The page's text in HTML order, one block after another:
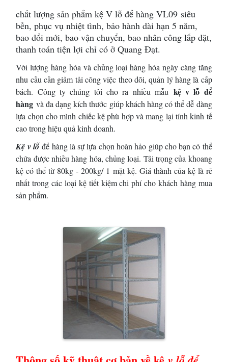
chất lượng sản phẩm kệ V lỗ để hàng VL09 siêu
bền, phục vụ nhiệt tình, bảo hành dài hạn 5 năm,
bao đổi mới, bao vận chuyển, bao nhân công lắp đặt,
thanh toán tiện lợi chỉ có ở Quang Đạt.
Với lượng hàng hóa và chủng loại hàng hóa ngày càng tăng
nhu cầu cần giảm tải công việc theo dõi, quản lý hàng là cấp
bách. Công ty chúng tôi cho ra nhiều mẫu kệ v lỗ để
hàng và đa dạng kích thước giúp khách hàng có thể dễ dàng
lựa chọn cho mình chiếc kệ phù hợp và mang lại tính kinh tế
cao trong hiệu quả kinh doanh.
Kệ v lỗđể hàng là sự lựa chọn hoàn hảo giúp cho bạn có thể
chứa được nhiều hàng hóa, chủng loại. Tải trọng của khoang
kệ có thể từ 80kg - 200kg/ 1 mặt kệ. Giá thành của kệ là rẻ
nhất trong các loại kệ tiết kiệm chi phí cho khách hàng mua
sản phẩm.